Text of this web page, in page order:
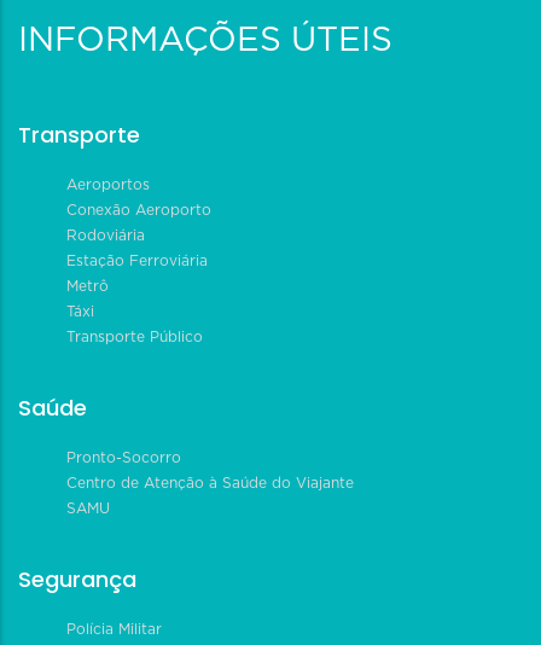
INFORMAÇÕES ÚTEIS
Transporte
Aeroportos
Conexão Aeroporto
Rodoviária
Estação Ferroviária
Metrô
Táxi
Transporte Público
Saúde
Pronto-Socorro
Centro de Atenção à Saúde do Viajante
SAMU
Segurança
Polícia Militar